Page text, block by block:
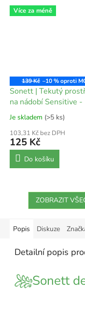
Více za méně
139 Kč –10 %
Sonett | Tekutý
na nádobí Sensitive
Je skladem (>5 ks)
103,31 Kč bez DPH
125 Kč
Do košíku
ZOBRAZIT
Popis Diskuze
Detailní popis
Sonett